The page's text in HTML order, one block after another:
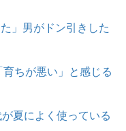
」男がドン引きした
ちが悪い」と感じる
夏によく使っている